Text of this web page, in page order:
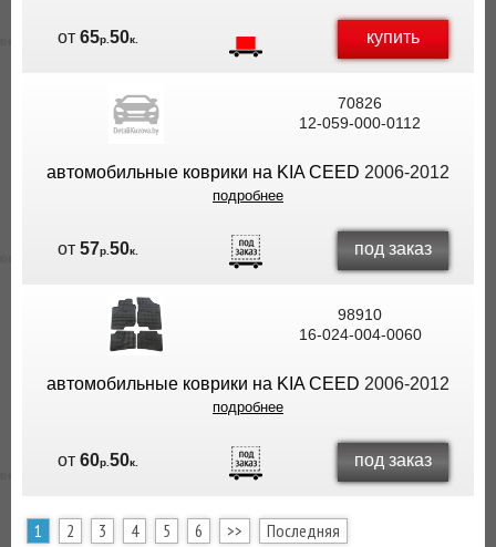
от65р.50к. купить
70826
12-059-000-0112
автомобильные коврики на KIA CEED 2006-2012
подробнее
от57р.50к. под заказ
98910
16-024-004-0060
автомобильные коврики на KIA CEED 2006-2012
подробнее
от60р.50к. под заказ
1 2 3 4 5 6 >> Последняя